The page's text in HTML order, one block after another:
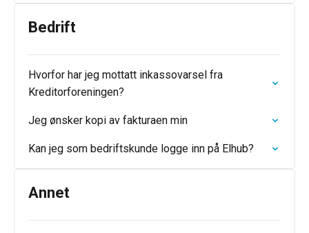
Bedrift
Hvorfor har jeg mottatt inkassovarsel fra
Kreditorforeningen?
Jeg ønsker kopi av fakturaen min
Kan jeg som bedriftskunde logge inn på Elhub?
Annet